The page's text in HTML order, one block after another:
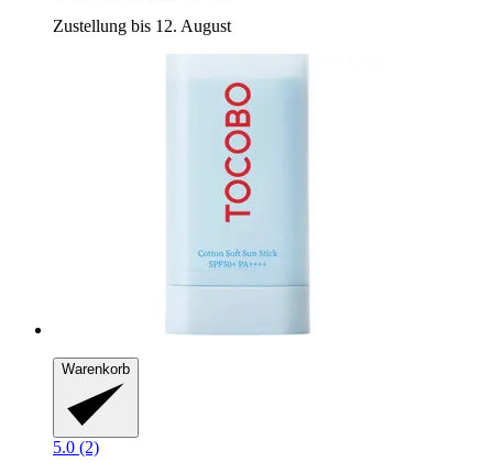
Zustellung bis 12. August
Warenkorb
5.0 (2)